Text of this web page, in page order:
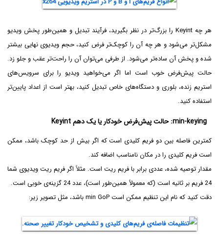
هر چه Keyint را بزرگ‌تر در نظر بگیرید، فرآیند تبدیل و همین‌طور پخش ویدیو
مشکل‌تر می‌شود و هر چه آن را کوچک‌تر فرض کنید، حجم ویدیوی نهایی بیشتر
شده و پخش آن ساده‌تر می‌شود. از طرفی می‌توان آن را راحت‌تر عقب و جلو زد.
حالت پیش‌فرض خوب است اما اگر می‌خواهید ویدیو را برای سرویس‌های
استریم زنده، بلوری و دستگاه‌های خاص تبدیل کنید، بهتر است از اعداد پایین‌تر
استفاده کنید.
min-keying: حالت پیش‌فرض خودکار یا یک دهم Keyint
کمترین فاصله بین دو فریم کلیدی است که اگر بیش از حد کوچک باشد، ممکن
است فریم کلیدی را در مکان نامناسب اضافه کند.
مقدار توصیه شده، عددی برابر با فریم ریت است. مثلاً اگر فریم ریت ویدیوی شما
24 فریم بر ثانیه است (که معمولاً همین‌طور است)، عدد 24 گزینه‌ی خوبی است.
دقت کنید که نام این تنظیم ممکن است min GoP باشد، مثل تصویر زیر: